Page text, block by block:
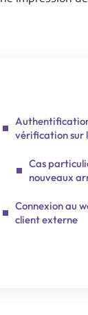
vérification sur
Cas
nouveaux
Connexion au
client externe